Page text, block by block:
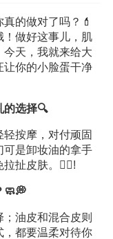
的做对了吗？💄
！做好这事儿，肌
今天，我就来给大
让你的小脸蛋干净
的选择🔍
按摩，对付顽固
可是卸妆油的拿手
扯皮肤。💆‍♀️!
🧼💭
油皮和混合皮则
，都要温柔对待你